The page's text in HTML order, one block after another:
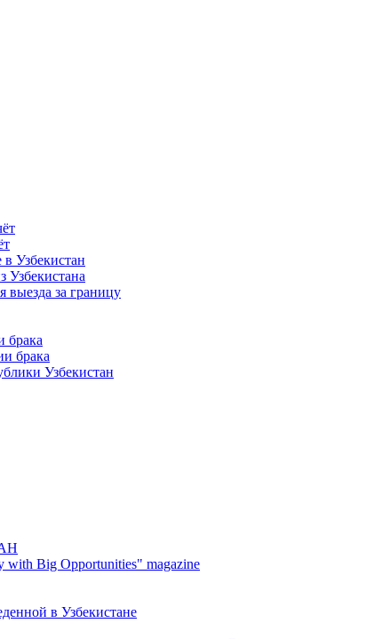
Узбекистан
Узбекистана
выезда за границу
брака
брака
Узбекистан
with Big Opportunities" magazine
в Узбекистане